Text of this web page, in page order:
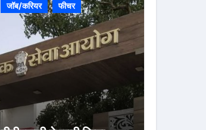
जॉब/करियर
फीचर